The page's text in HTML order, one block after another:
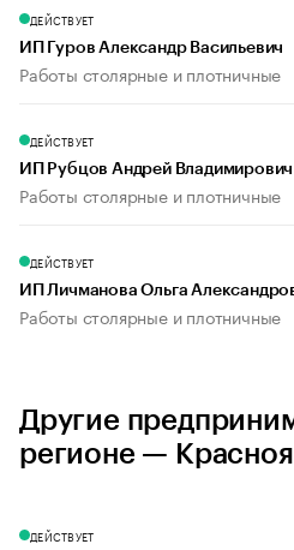
ДЕЙСТВУЕТ
ИП Гуров Александр Васильевич
Работы столярные и плотничные
ДЕЙСТВУЕТ
ИП Рубцов Андрей Владимирович
Работы столярные и плотничные
ДЕЙСТВУЕТ
ИП Личманова Ольга
Работы столярные и плотничные
Другие
регионе —
ДЕЙСТВУЕТ